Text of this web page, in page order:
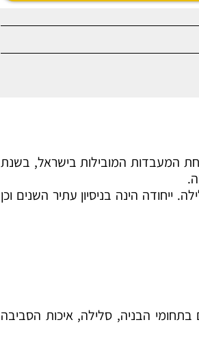
ומאז הפכה לאחת המעבדות המובילות בישראל, בשנת
ייחודה הינה בניסיון עתיר השנים וכן
בתחומי הבניה, סלילה, איכות הסביבה